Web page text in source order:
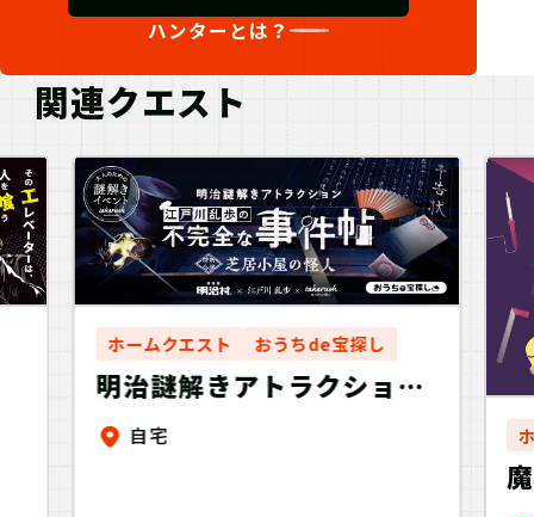
ハンターとは？
関連クエスト
ホームクエスト おうちde宝探し
明治謎解きアトラクション
『江戸川乱歩の不完全な事
自宅